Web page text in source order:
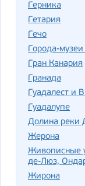
Герника
Гетария
Гечо
Города-
Гран Канария
Гранада
Гуадалест и
Гуадалупе
Долина реки
Жерона
Живописные
де-Люз,
Жирона